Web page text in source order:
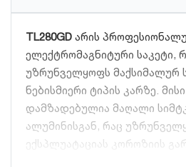
TL280GD არის
ელექტრომაგნიტური საკეტი,
უზრუნველყოფს მაქსიმალურ
ნებისმიერი ტიპის კარზე.
დამზადებულია მაღალი
ალუმინისგან, რაც
ექსპლუატაციას კოროზიის